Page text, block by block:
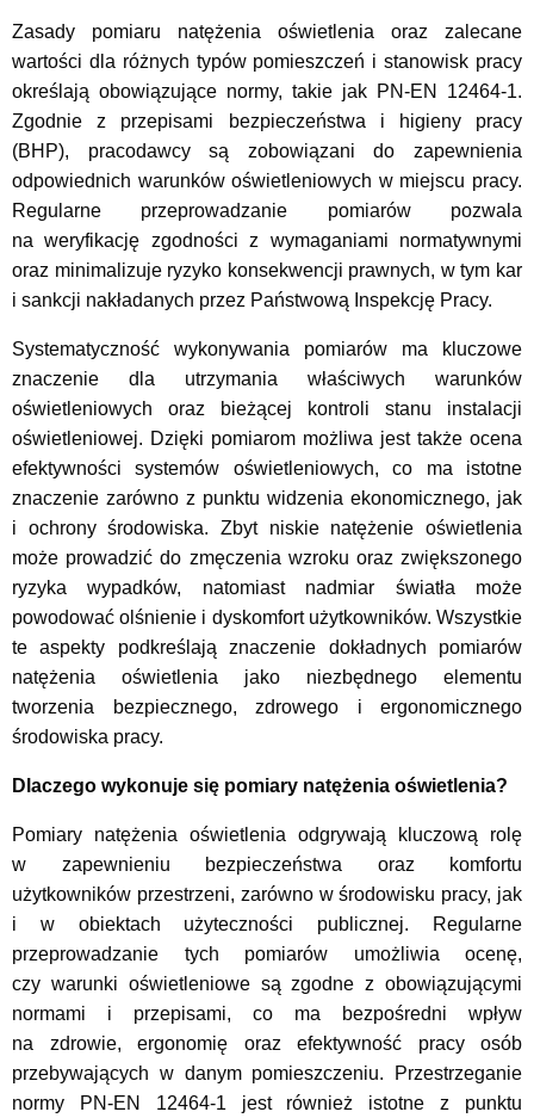
Zasady pomiaru natężenia oświetlenia oraz zalecane
wartości dla różnych typów pomieszczeń i stanowisk pracy
określają obowiązujące normy, takie jak PN-EN 12464-1.
Zgodnie z przepisami bezpieczeństwa i higieny pracy
(BHP), pracodawcy są zobowiązani do zapewnienia
odpowiednich warunków oświetleniowych w miejscu pracy.
Regularne przeprowadzanie pomiarów pozwala
na weryfikację zgodności z wymaganiami normatywnymi
oraz minimalizuje ryzyko konsekwencji prawnych, w tym kar
i sankcji nakładanych przez Państwową Inspekcję Pracy.
Systematyczność wykonywania pomiarów ma kluczowe
znaczenie dla utrzymania właściwych warunków
oświetleniowych oraz bieżącej kontroli stanu instalacji
oświetleniowej. Dzięki pomiarom możliwa jest także ocena
efektywności systemów oświetleniowych, co ma istotne
znaczenie zarówno z punktu widzenia ekonomicznego, jak
i ochrony środowiska. Zbyt niskie natężenie oświetlenia
może prowadzić do zmęczenia wzroku oraz zwiększonego
ryzyka wypadków, natomiast nadmiar światła może
powodować olśnienie i dyskomfort użytkowników. Wszystkie
te aspekty podkreślają znaczenie dokładnych pomiarów
natężenia oświetlenia jako niezbędnego elementu
tworzenia bezpiecznego, zdrowego i ergonomicznego
środowiska pracy.
Dlaczego wykonuje się pomiary natężenia oświetlenia?
Pomiary natężenia oświetlenia odgrywają kluczową rolę
w zapewnieniu bezpieczeństwa oraz komfortu
użytkowników przestrzeni, zarówno w środowisku pracy, jak
i w obiektach użyteczności publicznej. Regularne
przeprowadzanie tych pomiarów umożliwia ocenę,
czy warunki oświetleniowe są zgodne z obowiązującymi
normami i przepisami, co ma bezpośredni wpływ
na zdrowie, ergonomię oraz efektywność pracy osób
przebywających w danym pomieszczeniu. Przestrzeganie
normy PN-EN 12464-1 jest również istotne z punktu